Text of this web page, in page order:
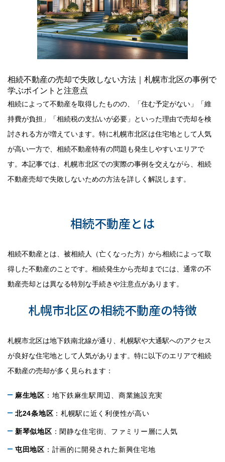
相続不動産の売却で失敗しない方法｜札幌市北区の事例で
学ぶポイントと注意点
相続によって不動産を取得したものの、「住む予定がない」「維
持費が負担」「相続税の支払いが必要」といった理由で売却を検
討される方が増えています。特に札幌市北区は住宅地として人気
が高い一方で、相続不動産特有の問題も発生しやすいエリアで
す。本記事では、札幌市北区での実際の事例を交えながら、相続
不動産売却で失敗しないための方法を詳しく解説します。
相続不動産とは
相続不動産とは、被相続人（亡くなった方）から相続によって取
得した不動産のことです。相続発生から売却までには、通常の不
動産売却とは異なる特別な手続きや注意点があります。
札幌市北区の相続不動産の特徴
札幌市北区は地下鉄南北線が通り、札幌駅や大通駅へのアクセス
が良好な住宅地として人気があります。特に以下のエリアで相続
不動産の売却が多く見られます：
麻生地区 ：地下鉄麻生駅周辺、商業施設充実
北24条地区 ：札幌駅に近く利便性が高い
新琴似地区 ：閑静な住宅街、ファミリー層に人気
屯田地区 ：計画的に開発された新興住宅地